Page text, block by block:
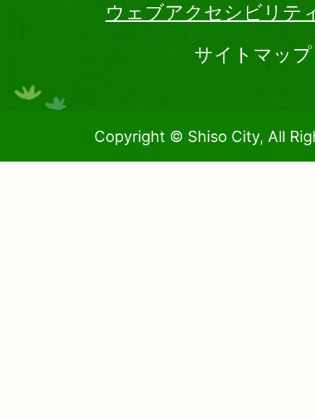
ウェブアクセシビリテ
サイトマップ
Copyright © Shiso City, All